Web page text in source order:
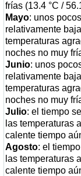
frías (13.4 °C /
Mayo: unos
relativamente
temperaturas
noches no muy
Junio: unos
relativamente
temperaturas
noches no muy
Julio: el tiempo
las temperaturas
calente tiempo
Agosto: el
las temperaturas
calente tiempo